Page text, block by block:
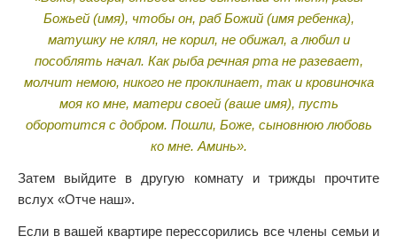
Божьей (имя), чтобы он, раб Божий (имя ребенка),
матушку не клял, не корил, не обижал, а любил и
пособлять начал. Как рыба речная рта не разевает,
молчит немою, никого не проклинает, так и кровиночка
моя ко мне, матери своей (ваше имя), пусть
оборотится с добром. Пошли, Боже, сыновнюю любовь
ко мне. Аминь».
Затем выйдите в другую комнату и трижды прочтите
вслух «Отче наш».
Если в вашей квартире перессорились все члены семьи и